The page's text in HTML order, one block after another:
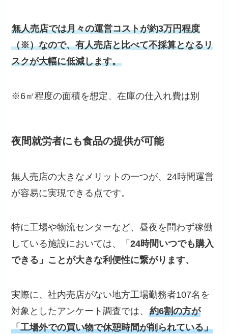
無人売店では月々の運営コストが約3万円程度
（※）なので、有人売店と比べて不採算となるリ
スクが大幅に低減します。
※6㎡程度の面積を想定、在庫の仕入れ費は別
夜間就労者にも食品の提供が可能
無人売店の大きなメリットの一つが、24時間運営
が容易に実現できる点です。
特に工場や物流センターなど、昼夜を問わず稼働
している施設においては、「24時間いつでも購入
できる」ことが大きな利便性に繋がります、
実際に、社内売店がない地方工場勤務者107名を
対象としたアンケート調査では、約6割の方が
「工場外での買い物で休憩時間が削られている」